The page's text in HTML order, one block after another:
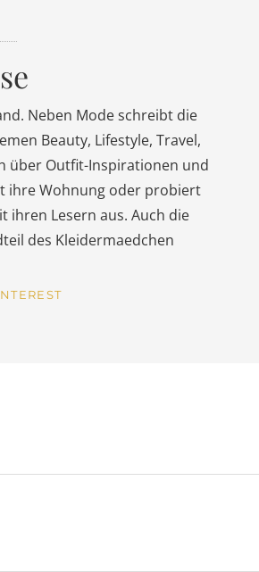
Neben Mode schreibt die
Beauty, Lifestyle, Travel,
über Outfit-Inspirationen und
ihre Wohnung oder probiert
ihren Lesern aus. Auch die
des Kleidermaedchen